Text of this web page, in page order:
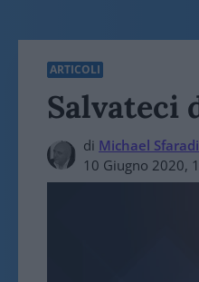
ARTICOLI
Salvateci
di Michael Sfaradi
10 Giugno 2020,